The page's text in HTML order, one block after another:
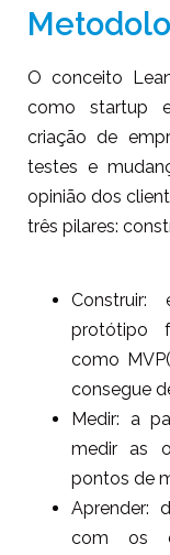
O conceito
como startup
criação de
testes e
opinião dos
três pilares:
Construir:
protótipo
como
consegue
Medir: a
medir as
pontos de
Aprender:
com os